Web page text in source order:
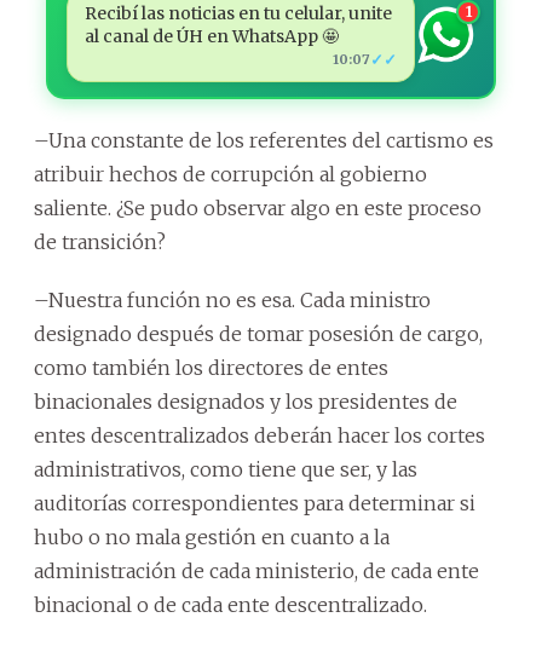
Recibí las noticias en tu celular, unite
al canal de ÚH en WhatsApp 🤩
10:07 ✓✓
1
–Una constante de los referentes del cartismo es
atribuir hechos de corrupción al gobierno
saliente. ¿Se pudo observar algo en este proceso
de transición?
–Nuestra función no es esa. Cada ministro
designado después de tomar posesión de cargo,
como también los directores de entes
binacionales designados y los presidentes de
entes descentralizados deberán hacer los cortes
administrativos, como tiene que ser, y las
auditorías correspondientes para determinar si
hubo o no mala gestión en cuanto a la
administración de cada ministerio, de cada ente
binacional o de cada ente descentralizado.